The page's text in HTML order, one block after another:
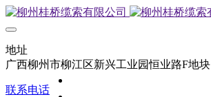
地址
广西柳州市柳江区新兴工业园恒业路F地块
联系电话